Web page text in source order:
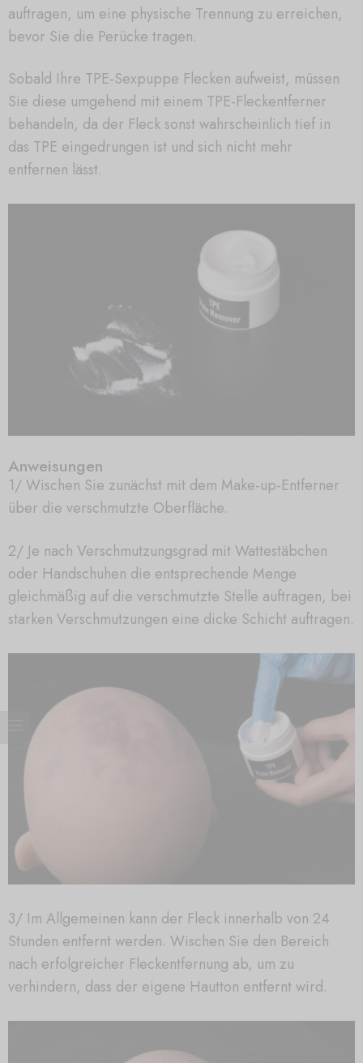
auftragen, um eine physische Trennung zu erreichen,
bevor Sie die Perücke tragen.
Sobald Ihre TPE-Sexpuppe Flecken aufweist, müssen
Sie diese umgehend mit einem TPE-Fleckentferner
behandeln, da der Fleck sonst wahrscheinlich tief in
das TPE eingedrungen ist und sich nicht mehr
entfernen lässt.
Anweisungen
1/ Wischen Sie zunächst mit dem Make-up-Entferner
über die verschmutzte Oberfläche.
2/ Je nach Verschmutzungsgrad mit Wattestäbchen
oder Handschuhen die entsprechende Menge
gleichmäßig auf die verschmutzte Stelle auftragen, bei
starken Verschmutzungen eine dicke Schicht auftragen.
3/ Im Allgemeinen kann der Fleck innerhalb von 24
Stunden entfernt werden. Wischen Sie den Bereich
nach erfolgreicher Fleckentfernung ab, um zu
verhindern, dass der eigene Hautton entfernt wird.